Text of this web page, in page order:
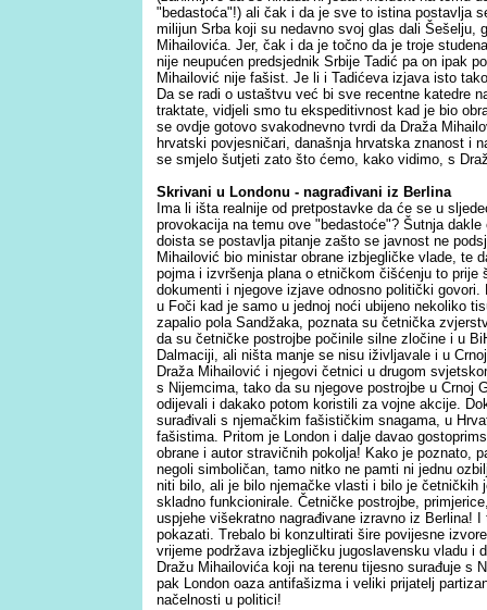
"bedastoća"!) ali čak i da je sve to istina postavlja
milijun Srba koji su nedavno svoj glas dali Šešelju,
Mihailovića. Jer, čak i da je točno da je troje
nije neupućen predsjednik Srbije Tadić pa on ipak
Mihailović nije fašist. Je li i Tadićeva izjava isto
Da se radi o ustaštvu već bi sve recentne katedre
traktate, vidjeli smo tu ekspeditivnost kad je bio
se ovdje gotovo svakodnevno tvrdi da Draža
hrvatski povjesničari, današnja hrvatska znanost i
se smjelo šutjeti zato što ćemo, kako vidimo, s
Skrivani u Londonu - nagrađivani iz Berlina
Ima li išta realnije od pretpostavke da će se u
provokacija na temu ove "bedastoće"? Šutnja
doista se postavlja pitanje zašto se javnost ne
Mihailović bio ministar obrane izbjegličke vlade, te
pojma i izvršenja plana o etničkom čišćenju to prije
dokumenti i njegove izjave odnosno politički
u Foči kad je samo u jednoj noći ubijeno nekoliko
zapalio pola Sandžaka, poznata su četnička
da su četničke postrojbe počinile silne zločine i u
Dalmaciji, ali ništa manje se nisu iživljavale i u
Draža Mihailović i njegovi četnici u drugom
s Nijemcima, tako da su njegove postrojbe u Crnoj
odijevali i dakako potom koristili za vojne akcije.
surađivali s njemačkim fašističkim snagama, u
fašistima. Pritom je London i dalje davao
obrane i autor stravičnih pokolja! Kako je poznato,
negoli simboličan, tamo nitko ne pamti ni jednu
niti bilo, ali je bilo njemačke vlasti i bilo je četničkih
skladno funkcionirale. Četničke postrojbe,
uspjehe višekratno nagrađivane izravno iz Berlina!
pokazati. Trebalo bi konzultirati šire povijesne
vrijeme podržava izbjegličku jugoslavensku vladu i
Dražu Mihailovića koji na terenu tijesno surađuje s
pak London oaza antifašizma i veliki prijatelj
načelnosti u politici!